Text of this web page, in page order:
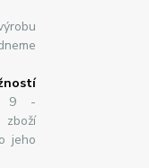
9 -
jeho